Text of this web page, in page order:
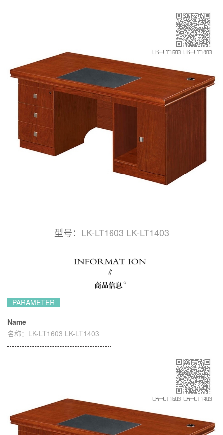
型号： LK-LT1603 LK-LT1403
PARAMETER
Name
名称： LK-LT1603 LK-LT1403